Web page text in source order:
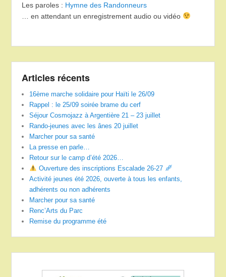
Les paroles : Hymne des Randonneurs
… en attendant un enregistrement audio ou vidéo
Articles récents
16ème marche solidaire pour Haïti le 26/09
Rappel : le 25/09 soirée brame du cerf
Séjour Cosmojazz à Argentière 21 – 23 juillet
Rando-jeunes avec les ânes 20 juillet
Marcher pour sa santé
La presse en parle…
Retour sur le camp d’été 2026…
Ouverture des inscriptions Escalade 26-27
Activité jeunes été 2026, ouverte à tous les enfants,
adhérents ou non adhérents
Marcher pour sa santé
Renc’Arts du Parc
Remise du programme été